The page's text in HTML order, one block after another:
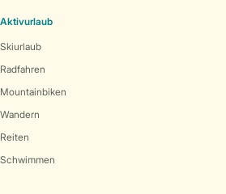
Aktivurlaub
Skiurlaub
Radfahren
Mountainbiken
Wandern
Reiten
Schwimmen